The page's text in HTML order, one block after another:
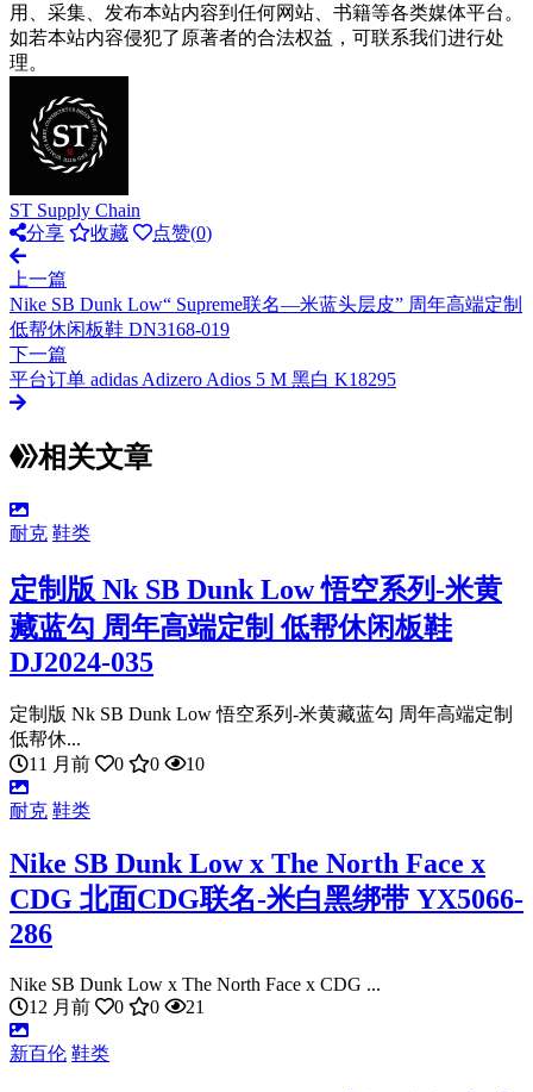
用、采集、发布本站内容到任何网站、书籍等各类媒体平台。
如若本站内容侵犯了原著者的合法权益，可联系我们进行处
理。
ST Supply Chain
分享
收藏 点赞(0)
上一篇
Nike SB Dunk Low“ Supreme联名—米蓝头层皮” 周年高端定制
低帮休闲板鞋 DN3168-019
下一篇
平台订单 adidas Adizero Adios 5 M 黑白 K18295
相关文章
耐克 鞋类
定制版 Nk SB Dunk Low 悟空系列-米黄
藏蓝勾 周年高端定制 低帮休闲板鞋
DJ2024-035
定制版 Nk SB Dunk Low 悟空系列-米黄藏蓝勾 周年高端定制
低帮休...
11 月前
0 0 10
耐克 鞋类
Nike SB Dunk Low x The North Face x
CDG 北面CDG联名-米白黑绑带 YX5066-
286
Nike SB Dunk Low x The North Face x CDG ...
12 月前
0 0 21
新百伦 鞋类